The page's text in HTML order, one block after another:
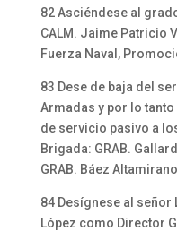
82 Asciéndese al
CALM. Jaime Patricio
Fuerza Naval,
83 Dese de baja del
Armadas y por lo
de servicio pasivo a
Brigada: GRAB.
GRAB. Báez
84 Desígnese al
López como Director